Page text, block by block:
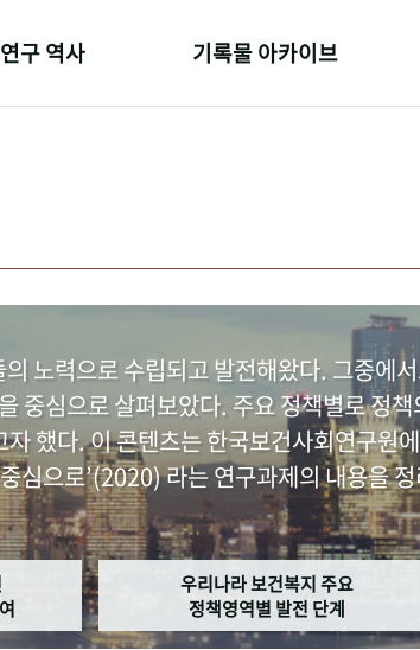
연구 역사 기록물 아카이브
노력으로 수립되고 발전해왔다. 그중에
중심으로 살펴보았다. 주요 정책별로 정
했다. 이 콘텐츠는 한국보건사회연구원
심으로’(2020) 라는 연구과제의 내용을
우리나라 보건복지 주요
정책영역별 발전 단계